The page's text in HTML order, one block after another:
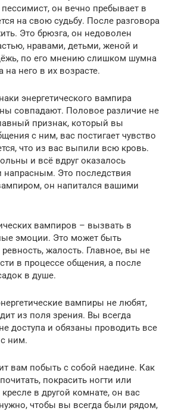
он вечно пребывает в
на свою судьбу. После разговора
Это брюзга, он недоволен
нравами, детьми, женой и
по его мнению слишком шумна
него в их возрасте.
энергетического вампира
совпадают. Половое различие не
признак, который вы
с ним, вас постигает чувство
что из вас выпили всю кровь.
и всё вдруг оказалось
Это последствия
он напитался вашими
вампиров – вызвать в
эмоции. Это может быть
ревность, жалость. Главное, вы не
в процессе общения, а после
в душе.
вампиры не любят,
из поля зрения. Вы всегда
доступа и обязаны проводить все
ним.
вам побыть с собой наедине. Как
покрасить ногти или
в другой комнате, он вас
чтобы вы всегда были рядом,